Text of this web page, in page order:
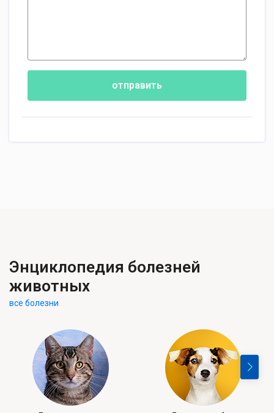
отправить
Энциклопедия болезней
животных
все болезни